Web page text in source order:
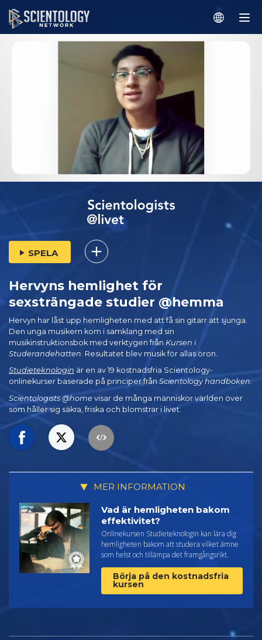
SPELA
Hervyns hemlighet för
sexsträngade studier @hemma
Hervyn har låst upp hemligheten med att få sin gitarr att sjunga.
Den unga musikern kom i samklang med sin
musikinstruktionsbok med verktygen från Kursen i
Studerandehatten . Resultatet blev musik för allas öron.
Studieteknologin är en av 19 kostnadsfria Scientology-
onlinekurser baserade på principer från Scientology handboken.
Scientologists @home visar de många människor världen över
som håller sig säkra, friska och blomstrar i livet.
MER INFORMATION
Vad är hemligheten bakom
effektivitet?
Onlinekursen Studieteknologin kan lära dig
hemligheten bakom att studera vilket ämne
som helst och tillämpa det framgångsrikt.
Börja på den kostnadsfria
kursen